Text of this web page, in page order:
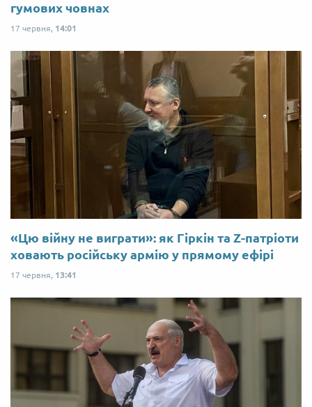
гумових човнах
17 червня, 14:01
«Цю війну не виграти»: як Гіркін та Z-патріоти
ховають російську армію у прямому ефірі
17 червня, 13:41